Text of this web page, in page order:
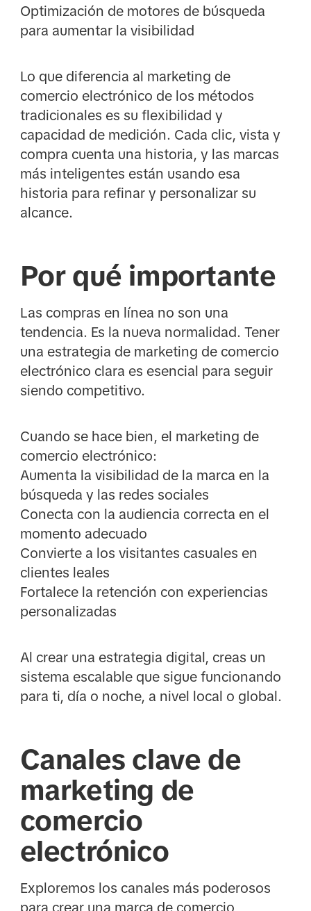
Optimización de motores de búsqueda
para aumentar la visibilidad
Lo que diferencia al marketing de
comercio electrónico de los métodos
tradicionales es su flexibilidad y
capacidad de medición. Cada clic, vista y
compra cuenta una historia, y las marcas
más inteligentes están usando esa
historia para refinar y personalizar su
alcance.
Por qué importante
Las compras en línea no son una
tendencia. Es la nueva normalidad. Tener
una estrategia de marketing de comercio
electrónico clara es esencial para seguir
siendo competitivo.
Cuando se hace bien, el marketing de
comercio electrónico:
Aumenta la visibilidad de la marca en la
búsqueda y las redes sociales
Conecta con la audiencia correcta en el
momento adecuado
Convierte a los visitantes casuales en
clientes leales
Fortalece la retención con experiencias
personalizadas
Al crear una estrategia digital, creas un
sistema escalable que sigue funcionando
para ti, día o noche, a nivel local o global.
Canales clave de
marketing de
comercio
electrónico
Exploremos los canales más poderosos
para crear una marca de comercio